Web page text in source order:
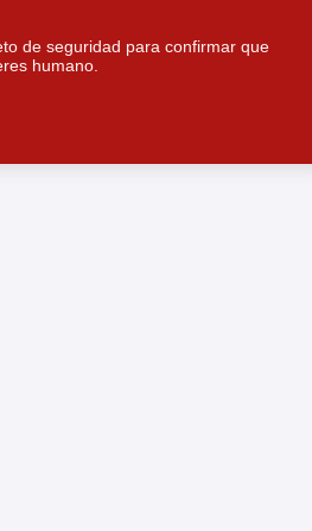
de seguridad para confirmar que
humano.